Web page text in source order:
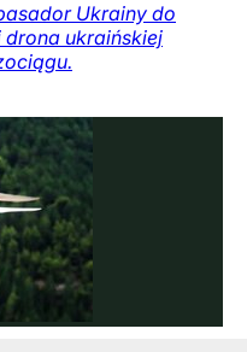
Ukrainy do
drona ukraińskiej